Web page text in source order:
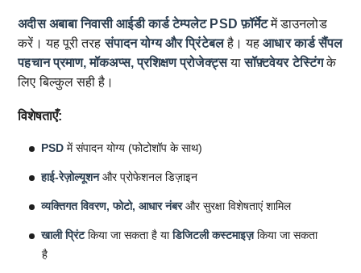
अदीस अबाबा निवासी आईडी कार्ड टेम्पलेट PSD फ़ॉर्मेटमें डाउनलोड
करें। यह पूरी तरहसंपादन योग्य और प्रिंटेबलहै। यहआधार कार्ड सैंपल
पहचान प्रमाण, मॉकअप्स, प्रशिक्षण प्रोजेक्ट्सयासॉफ़्टवेयर टेस्टिंगके
लिए बिल्कुल सही है।
विशेषताएँ:
PSD में संपादन योग्य (फोटोशॉप के साथ)
हाई-रेज़ोल्यूशनऔर प्रोफेशनल डिज़ाइन
व्यक्तिगत विवरण, फोटो, आधार नंबरऔर सुरक्षा विशेषताएं शामिल
खाली प्रिंटकिया जा सकता है याडिजिटली कस्टमाइज़किया जा सकता
है